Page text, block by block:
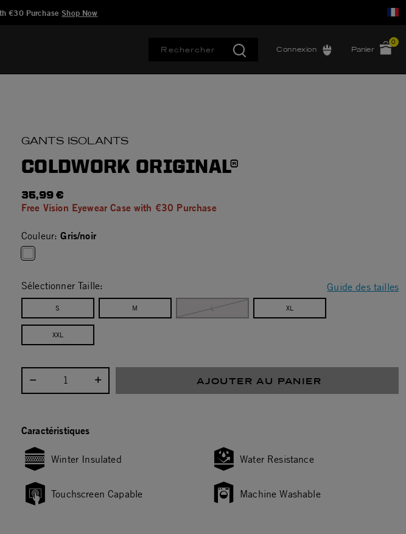
€30 PurchaseShop Now
Connexion Panier
0
GANTS ISOLANTS
COLDWORK ORIGINAL®
35,99 €
Free Vision Eyewear Case with €30 Purchase
Couleur:Gris/noir
Guide des tailles
Sélectionner Taille:
S M L XL
XXL
Sélectionnez la quantité : AJOUTER AU PANIER
Caractéristiques
Winter Insulated Water Resistance
Touchscreen Capable Machine Washable
liste d'envies